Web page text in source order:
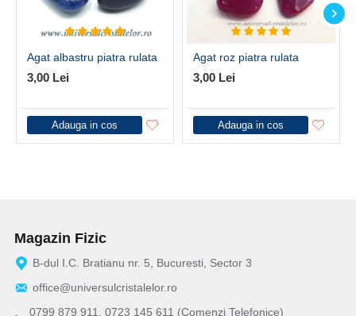
Agat albastru piatra rulata
3,00 Lei
Adauga in cos
Agat roz piatra rulata
3,00 Lei
Adauga in cos
Magazin Fizic
B-dul I.C. Bratianu nr. 5, Bucuresti, Sector 3
office@universulcristalelor.ro
0799 879 911, 0723 145 611 (Comenzi Telefonice)